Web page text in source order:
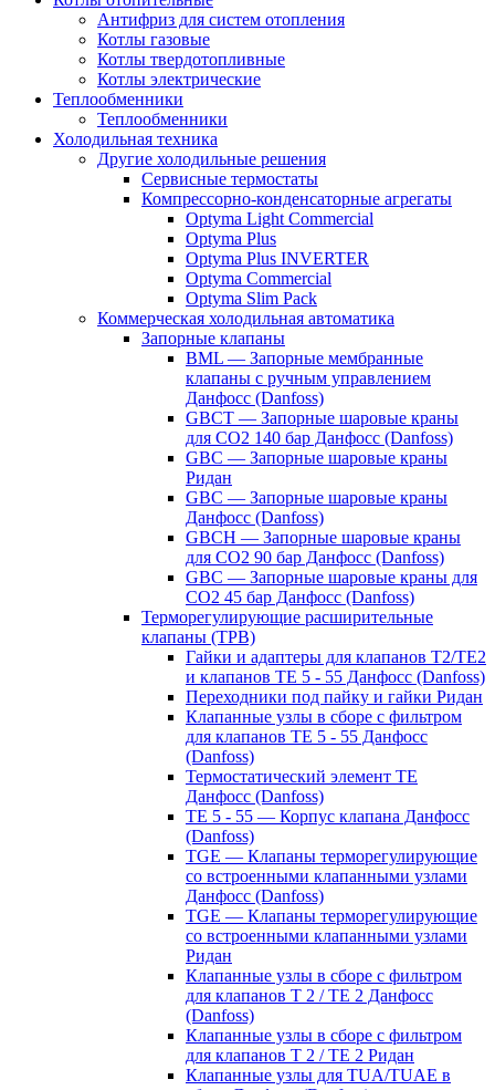
Антифриз для систем отопления
Котлы газовые
Котлы твердотопливные
Котлы электрические
Теплообменники
Теплообменники
Холодильная техника
Другие холодильные решения
Сервисные термостаты
Компрессорно-конденсаторные агрегаты
Optyma Light Commercial
Optyma Plus
Optyma Plus INVERTER
Optyma Commercial
Optyma Slim Pack
Коммерческая холодильная автоматика
Запорные клапаны
BML — Запорные мембранные
клапаны с ручным управлением
Данфосс (Danfoss)
GBCT — Запорные шаровые краны
для CO2 140 бар Данфосс (Danfoss)
GBC — Запорные шаровые краны
Ридан
GBC — Запорные шаровые краны
Данфосс (Danfoss)
GBCH — Запорные шаровые краны
для CO2 90 бар Данфосс (Danfoss)
GBC — Запорные шаровые краны для
CO2 45 бар Данфосс (Danfoss)
Терморегулирующие расширительные
клапаны (ТРВ)
Гайки и адаптеры для клапанов T2/TE2
и клапанов TE 5 - 55 Данфосс (Danfoss)
Переходники под пайку и гайки Ридан
Клапанные узлы в сборе с фильтром
для клапанов TE 5 - 55 Данфосс
(Danfoss)
Термостатический элемент TE
Данфосс (Danfoss)
TE 5 - 55 — Корпус клапана Данфосс
(Danfoss)
TGE — Клапаны терморегулирующие
со встроенными клапанными узлами
Данфосс (Danfoss)
TGE — Клапаны терморегулирующие
со встроенными клапанными узлами
Ридан
Клапанные узлы в сборе с фильтром
для клапанов T 2 / TE 2 Данфосс
(Danfoss)
Клапанные узлы в сборе с фильтром
для клапанов T 2 / TE 2 Ридан
Клапанные узлы для TUA/TUAE в